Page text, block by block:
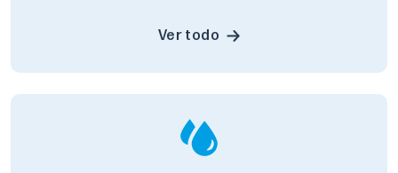
Ver todo